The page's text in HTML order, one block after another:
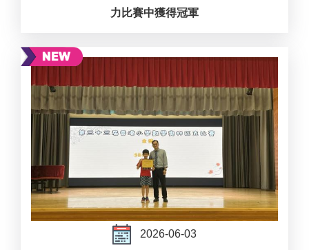
力比賽中獲得冠軍
2026-06-03